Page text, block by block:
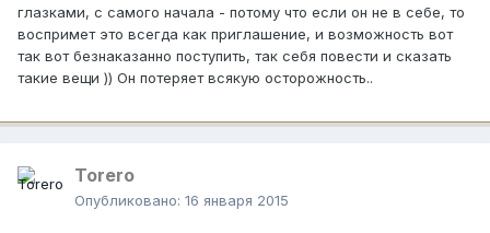
глазками, с самого начала - потому что если он не в себе, то
воспримет это всегда как приглашение, и возможность вот
так вот безнаказанно поступить, так себя повести и сказать
такие вещи )) Он потеряет всякую осторожность..
Тоrero
Опубликовано: 16 января 2015